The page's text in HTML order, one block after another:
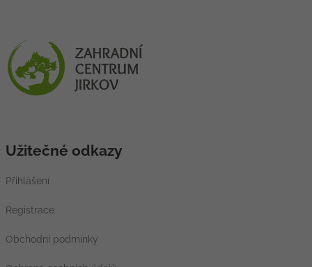
Užitečné odkazy
Přihlášení
Registrace
Obchodní podmínky